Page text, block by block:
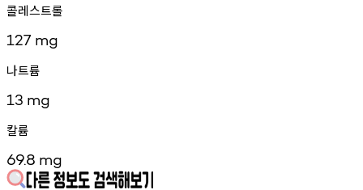
콜레스트롤
127 mg
나트륨
13 mg
칼륨
69.8 mg